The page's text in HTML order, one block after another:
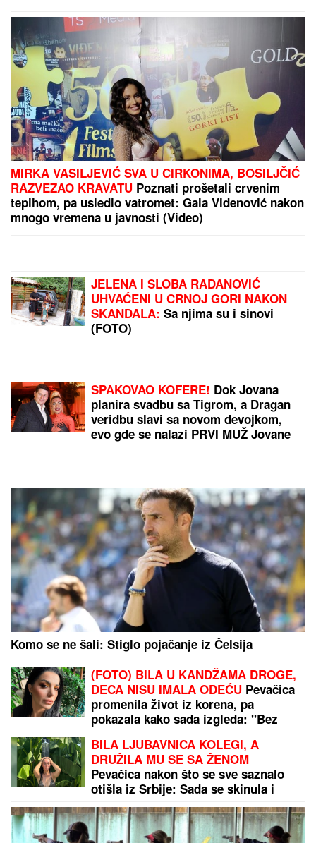
PREPORUKA ZA VAS
OD PEVANJA NA STOLU DO RADA U
POLJOPRIVREDIKomšije i roditelji Jelene Broćić
otkrili istinu o pevačici: "Nije imao ko da je gura s
parama, sve je sama postigla"
SASLUŠAN "BEOGRADSKI
FANTOM" Evo kako je upadao u
automobile, tužilaštvo otkrilo šemu:
U jednim kolima je izveo NEVIĐENU
Naša pevačica rodila sina, pa morala
da ga napusti, on danas radi kao
moler: "Nikad ga se nisam odrekla"
MIRKA VASILJEVIĆ SVA U CIRKONIMA, BOSILJČIĆ
tepihom, pa usledio vatromet: Gala Videnović nakon
mnogo vremena u javnosti (Video)
JELENA I SLOBA RADANOVIĆ
UHVAĆENI U CRNOJ GORI NAKON
SKANDALA:Sa njima su i sinovi